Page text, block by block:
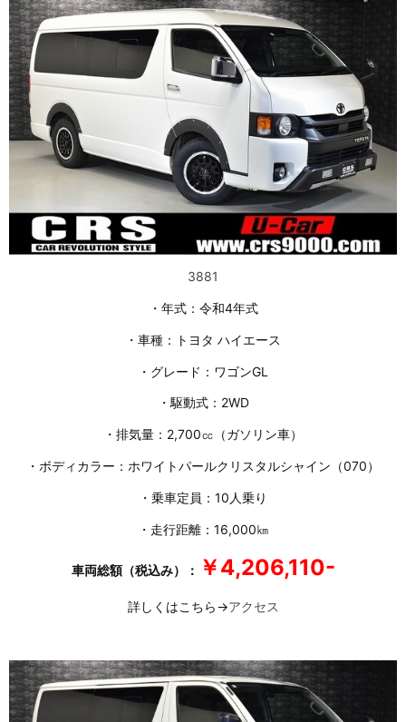
3881
・年式：令和4年式
・車種：トヨタ ハイエース
・グレード：ワゴンGL
・駆動式：2WD
・排気量：2,700㏄（ガソリン車）
・ボディカラー：ホワイトパールクリスタルシャイン（070）
・乗車定員：10人乗り
・走行距離：16,000㎞
車両総額（税込み）： ￥4,206,110-
詳しくはこちら→アクセス